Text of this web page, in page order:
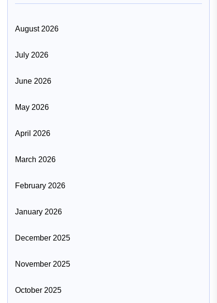
August 2026
July 2026
June 2026
May 2026
April 2026
March 2026
February 2026
January 2026
December 2025
November 2025
October 2025